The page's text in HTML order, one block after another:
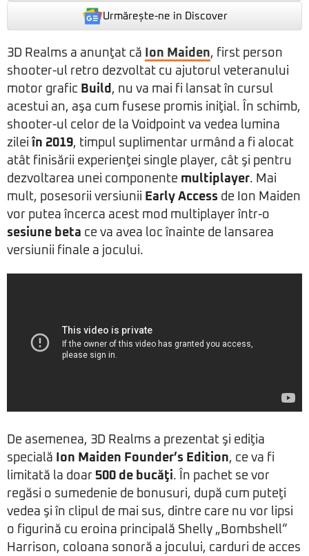
Urmărește-ne in Discover
3D Realms a anunţat că Ion Maiden, first person
shooter-ul retro dezvoltat cu ajutorul veteranului
motor grafic Build , nu va mai fi lansat în cursul
acestui an, aşa cum fusese promis iniţial. În schimb,
shooter-ul celor de la Voidpoint va vedea lumina
zilei în 2019, timpul suplimentar urmând a fi alocat
atât finisării experienţei single player, cât şi pentru
dezvoltarea unei componente multiplayer. Mai
mult, posesorii versiunii Early Access de Ion Maiden
vor putea încerca acest mod multiplayer într-o
sesiune beta ce va avea loc înainte de lansarea
versiunii finale a jocului.
De asemenea, 3D Realms a prezentat şi ediţia
specială
Ion Maiden Founder’s Edition, ce va fi
limitată la doar 500 de bucăţi. În pachet se vor
regăsi o sumedenie de bonusuri, după cum puteţi
vedea şi în clipul de mai sus, dintre care nu vor lipsi
o figurină cu eroina principală Shelly „Bombshell”
Harrison, coloana sonoră a jocului, carduri de acces